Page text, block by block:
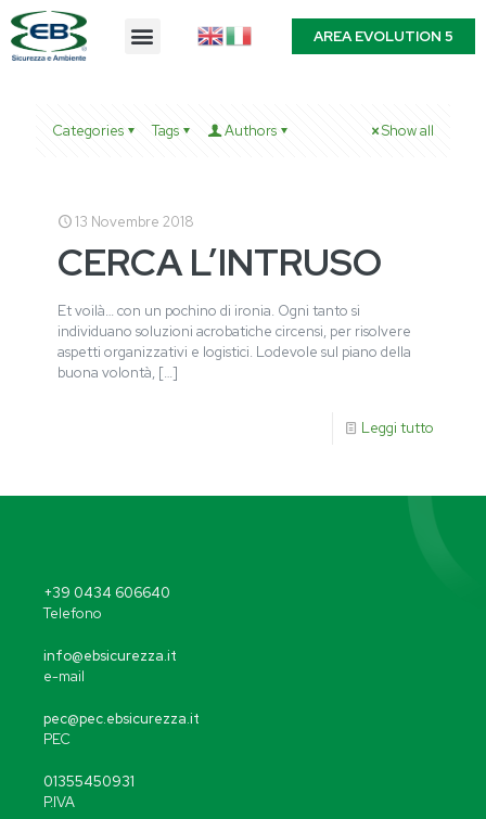
AREA EVOLUTION 5
Categories Tags Authors Show all
13 Novembre 2018
CERCA L’INTRUSO
Et voilà… con un pochino di ironia. Ogni tanto si
individuano soluzioni acrobatiche circensi, per risolvere
aspetti organizzativi e logistici. Lodevole sul piano della
buona volontà, […]
Leggi tutto
+39 0434 606640
Telefono
info@ebsicurezza.it
e-mail
pec@pec.ebsicurezza.it
PEC
01355450931
P.IVA